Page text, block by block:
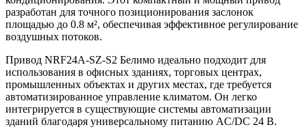
разработан для точного позиционирования заслонок
площадью до 0.8 м², обеспечивая эффективное регулирование
воздушных потоков.
Привод NRF24A-SZ-S2 Белимо идеально подходит для
использования в офисных зданиях, торговых центрах,
промышленных объектах и других местах, где требуется
автоматизированное управление климатом. Он легко
интегрируется в существующие системы автоматизации
зданий благодаря универсальному питанию AC/DC 24 В.